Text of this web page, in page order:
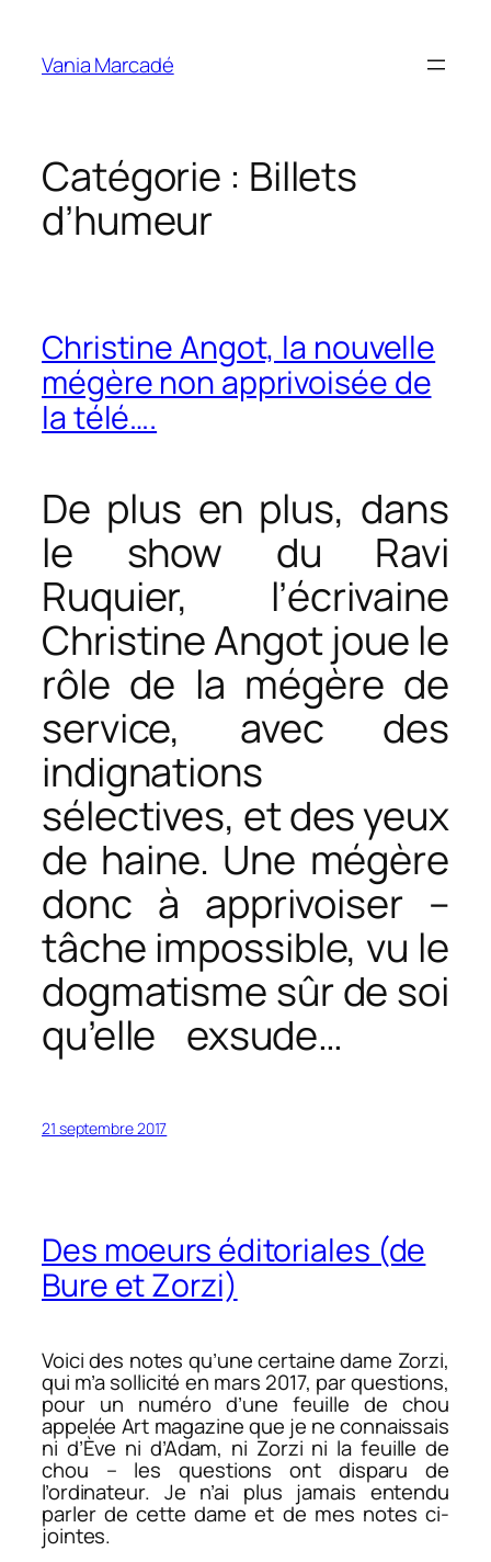
contenu
Vania Marcadé
Catégorie : Billets
d’humeur
Christine Angot, la nouvelle
mégère non apprivoisée de
la télé….
De plus en plus, dans
le show du Ravi
Ruquier, l’écrivaine
Christine Angot joue le
rôle de la mégère de
service, avec des
indignations
sélectives, et des yeux
de haine. Une mégère
donc à apprivoiser –
tâche impossible, vu le
dogmatisme sûr de soi
qu’elle exsude…
21 septembre 2017
Des moeurs éditoriales (de
Bure et Zorzi)
Voici des notes qu’une certaine dame Zorzi,
qui m’a sollicité en mars 2017, par questions,
pour un numéro d’une feuille de chou
appelée Art magazine que je ne connaissais
ni d’Ève ni d’Adam, ni Zorzi ni la feuille de
chou – les questions ont disparu de
l’ordinateur. Je n’ai plus jamais entendu
parler de cette dame et de mes notes ci-
jointes.